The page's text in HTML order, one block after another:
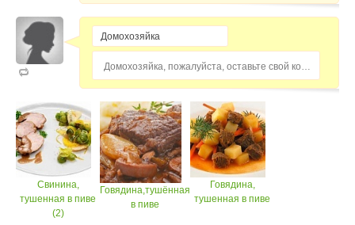
Домохозяйка, пожалуйста, оставьте свой комментарий...
Свинина,
тушенная в пиве
(2)
Говядина,тушённая
в пиве
Говядина,
тушенная в пиве